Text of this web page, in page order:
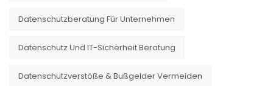
Datenschutzberatung Für Unternehmen
Datenschutz Und IT-Sicherheit Beratung
Datenschutzverstöße & Bußgelder Vermeiden